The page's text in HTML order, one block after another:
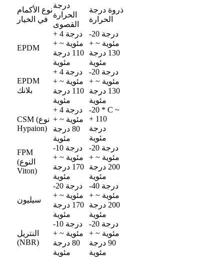
نوع الأكمام
في الخيار
درجة
الحرارة
القصوى
ذروة درجة
الحرارة
EPDM
+ 4 درجة
مئوية ~ +
110 درجة
مئوية
-20 درجة
مئوية ~ +
130 درجة
مئوية
EPDM
بلانك
+ 4 درجة
مئوية ~ +
110 درجة
مئوية
-20 درجة
مئوية ~ +
130 درجة
مئوية
CSM (نوع
Hypaion)
+ 4 درجة
مئوية ~ +
80 درجة
مئوية
-20 * C ~
+ 110
درجة
مئوية
FPM
(النوع
Viton)
-10 درجة
مئوية ~ +
170 درجة
مئوية
-20 درجة
مئوية ~ +
200 درجة
مئوية
سيليون
-20 درجة
مئوية ~ +
170 درجة
مئوية
-40 درجة
مئوية ~ +
200 درجة
مئوية
النتريل
(NBR)
-10 درجة
مئوية ~ +
80 درجة
مئوية
-20 درجة
مئوية ~ +
90 درجة
مئوية